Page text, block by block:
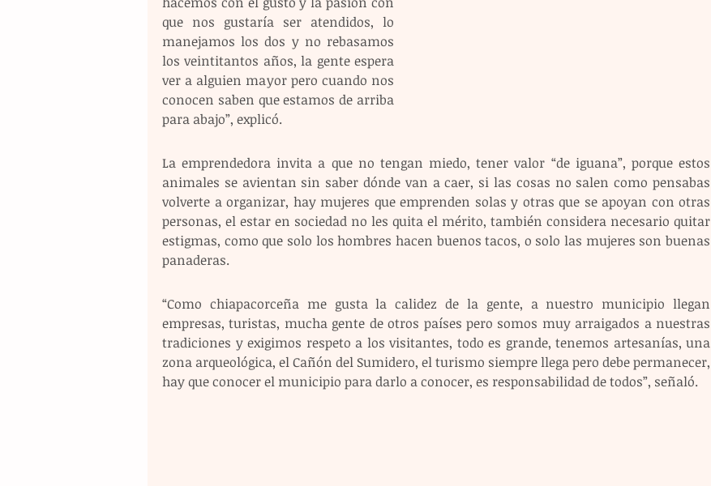
que nos gustaría ser atendidos, lo
manejamos los dos y no rebasamos
los veintitantos años, la gente espera
ver a alguien mayor pero cuando nos
conocen saben que estamos de arriba
para abajo”, explicó.
La emprendedora invita a que no tengan miedo, tener valor “de iguana”, porque estos
animales se avientan sin saber dónde van a caer, si las cosas no salen como pensabas
volverte a organizar, hay mujeres que emprenden solas y otras que se apoyan con otras
personas, el estar en sociedad no les quita el mérito, también considera necesario quitar
estigmas, como que solo los hombres hacen buenos tacos, o solo las mujeres son buenas
panaderas.
“Como chiapacorceña me gusta la calidez de la gente, a nuestro municipio llegan
empresas, turistas, mucha gente de otros países pero somos muy arraigados a nuestras
tradiciones y exigimos respeto a los visitantes, todo es grande, tenemos artesanías, una
zona arqueológica, el Cañón del Sumidero, el turismo siempre llega pero debe permanecer,
hay que conocer el municipio para darlo a conocer, es responsabilidad de todos”, señaló.